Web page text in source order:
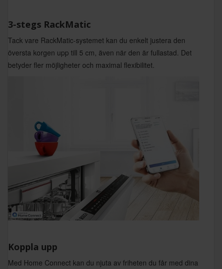
3-stegs RackMatic
Tack vare RackMatic-systemet kan du enkelt justera den
översta korgen upp till 5 cm, även när den är fullastad. Det
betyder fler möjligheter och maximal flexibilitet.
Koppla upp
Med Home Connect kan du njuta av friheten du får med dina